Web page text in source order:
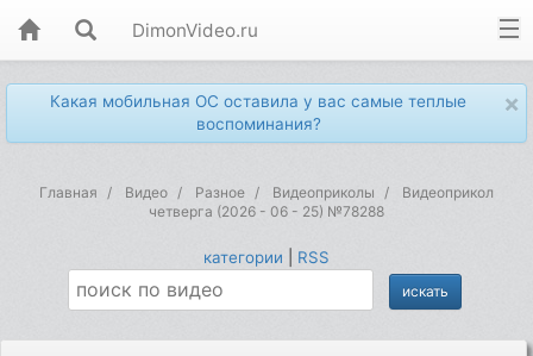
DimonVideo.ru
×
Какая мобильная ОС оставила у вас самые теплые
воспоминания?
Главная Видео Разное Видеоприколы
Видеоприкол
четверга (2026 - 06 - 25) №78288
категории RSS